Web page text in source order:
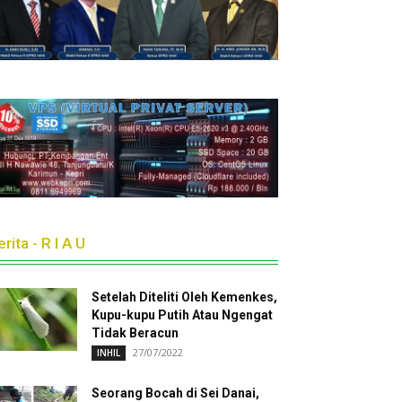
- R I A U
Setelah Diteliti Oleh Kemenkes,
Kupu-kupu Putih Atau Ngengat
Tidak Beracun
INHIL 27/07/2022
Seorang Bocah di Sei Danai,